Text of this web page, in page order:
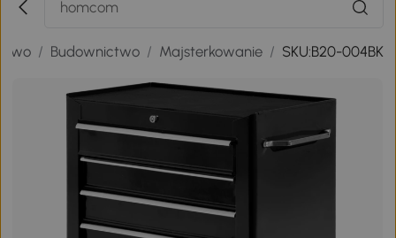
/ Budownictwo / Majsterkowanie / SKU:B20-004BK